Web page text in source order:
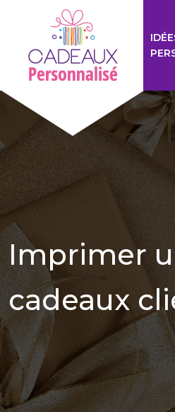
Imprimer
cadeaux